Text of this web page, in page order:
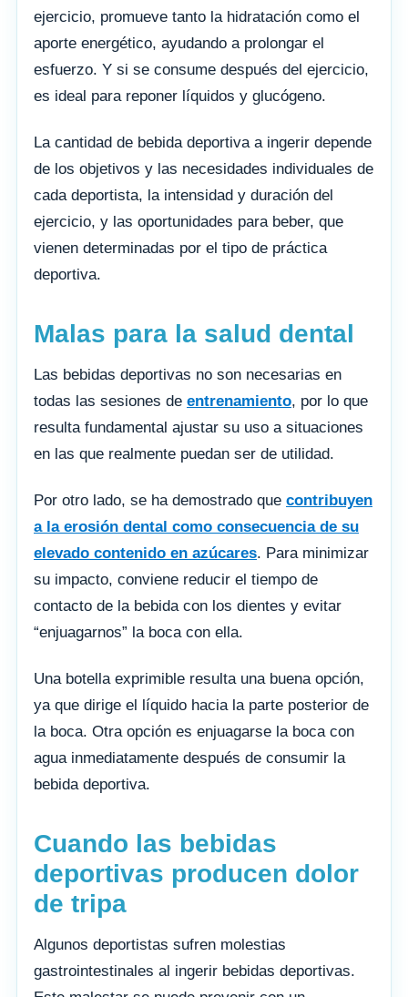
ejercicio, promueve tanto la hidratación como el
aporte energético, ayudando a prolongar el
esfuerzo. Y si se consume después del ejercicio,
es ideal para reponer líquidos y glucógeno.
La cantidad de bebida deportiva a ingerir depende
de los objetivos y las necesidades individuales de
cada deportista, la intensidad y duración del
ejercicio, y las oportunidades para beber, que
vienen determinadas por el tipo de práctica
deportiva.
Malas para la salud dental
Las bebidas deportivas no son necesarias en
todas las sesiones de entrenamiento, por lo que
resulta fundamental ajustar su uso a situaciones
en las que realmente puedan ser de utilidad.
Por otro lado, se ha demostrado que contribuyen
a la erosión dental como consecuencia de su
elevado contenido en azúcares. Para minimizar
su impacto, conviene reducir el tiempo de
contacto de la bebida con los dientes y evitar
“enjuagarnos” la boca con ella.
Una botella exprimible resulta una buena opción,
ya que dirige el líquido hacia la parte posterior de
la boca. Otra opción es enjuagarse la boca con
agua inmediatamente después de consumir la
bebida deportiva.
Cuando las bebidas
deportivas producen dolor
de tripa
Algunos deportistas sufren molestias
gastrointestinales al ingerir bebidas deportivas.